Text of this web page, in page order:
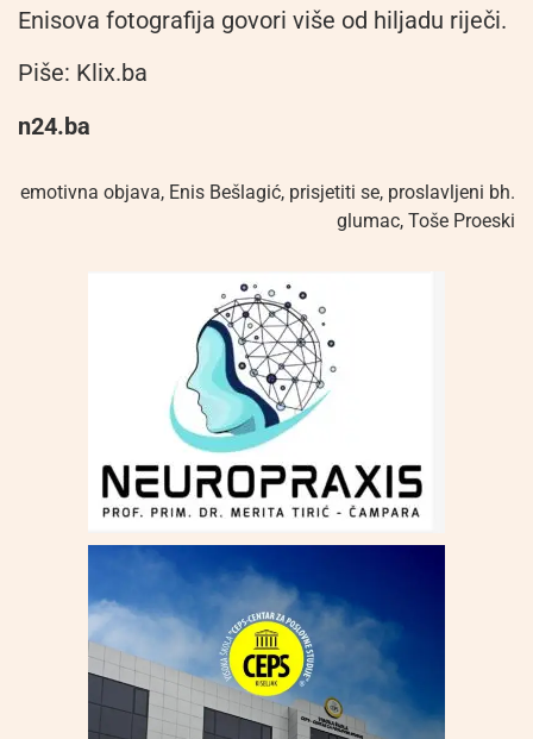
Enisova fotografija govori više od hiljadu riječi.
Piše: Klix.ba
n24.ba
emotivna objava, Enis Bešlagić, prisjetiti se, proslavljeni bh.
glumac, Toše Proeski